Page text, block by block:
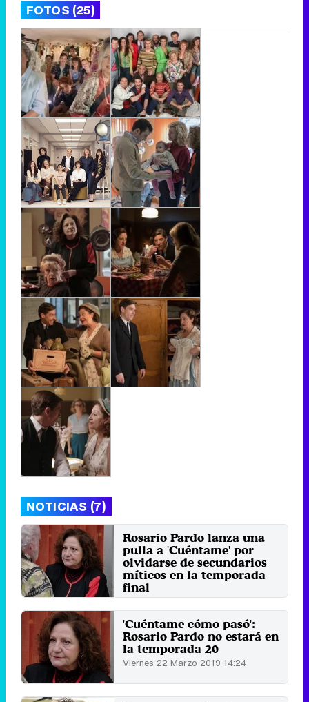
FOTOS (25)
NOTICIAS (7)
Rosario Pardo lanza una
pulla a 'Cuéntame' por
olvidarse de secundarios
míticos en la temporada
final
Martes 5 Diciembre 2023 17:15
'Cuéntame cómo pasó':
Rosario Pardo no estará en
la temporada 20
Viernes 22 Marzo 2019 14:24